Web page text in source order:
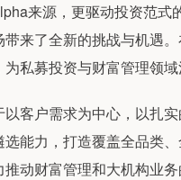
来源，更驱动投资范式
来了全新的挑战与机遇
私募投资与财富管理领域
户需求为中心，以扎实
能力，打造覆盖全品类
动财富管理和大机构业